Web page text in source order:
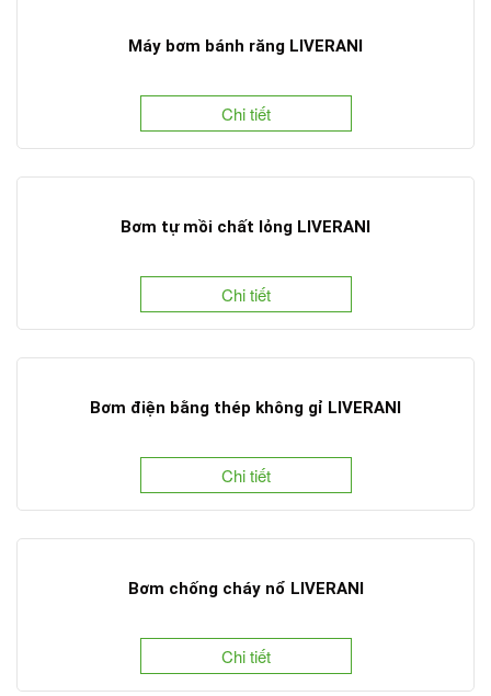
Máy bơm bánh răng LIVERANI
Chi tiết
Bơm tự mồi chất lỏng LIVERANI
Chi tiết
Bơm điện bằng thép không gỉ LIVERANI
Chi tiết
Bơm chống cháy nổ LIVERANI
Chi tiết